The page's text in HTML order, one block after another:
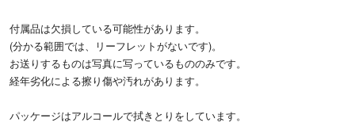
付属品は欠損している可能性があります。
(分かる範囲では、リーフレットがないです)。
お送りするものは写真に写っているもののみです。
経年劣化による擦り傷や汚れがあります。
パッケージはアルコールで拭きとりをしています。